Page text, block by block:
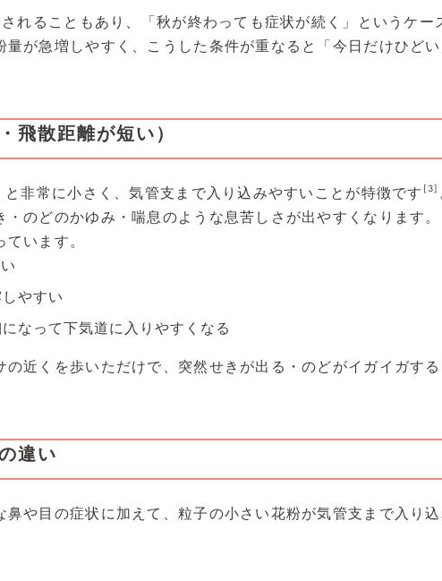
れることもあり、「秋が終わっても症状が続く」というケー
が急増しやすく、こうした条件が重なると「今日だけひど
飛散距離が短い）
非常に小さく、気管支まで入り込みやすいことが特徴です [3]
のどのかゆみ・喘息のような息苦しさが出やすくなります。
います。
やすい
なって下気道に入りやすくなる
近くを歩いただけで、突然せきが出る・のどがイガイガす
違い
や目の症状に加えて、粒子の小さい花粉が気管支まで入り